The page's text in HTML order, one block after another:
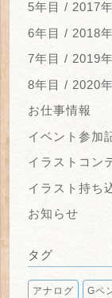
5年目 / 2017
6年目 / 2018
7年目 / 2019
8年目 / 2020
お仕事情報
イベント参加
イラストコン
イラスト持ち
お知らせ
タグ
アナログ Gペ